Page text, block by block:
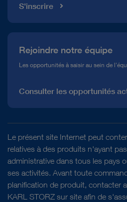
S'inscrire
Rejoindre notre équipe
Les opportunités à saisir au sein de
Consulter les opportunités
Le présent site Internet peut
relatives à des produits n'ayant
administrative dans tous les pays
ses activités. Avant toute
planification de produit, contacter
KARL STORZ sur site afin de